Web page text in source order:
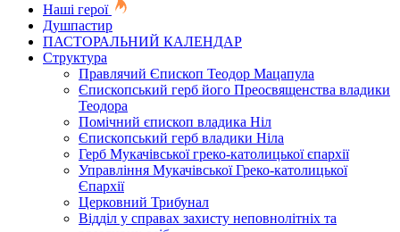
Наші герої
Душпастир
ПАСТОРАЛЬНИЙ КАЛЕНДАР
Структура
Правлячий Єпископ Теодор Мацапула
Єпископський герб його Преосвященства владики
Теодора
Помічний єпископ владика Ніл
Єпископський герб владики Ніла
Герб Мукачівської греко-католицької єпархії
Управління Мукачівської Греко-католицької
Єпархії
Церковний Трибунал
Відділ у справах захисту неповнолітніх та